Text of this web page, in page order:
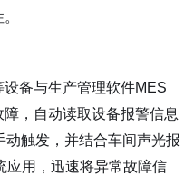
备与生产管理软件MES
，自动读取设备报警信息
触发，并结合车间声光报
应用，迅速将异常故障信